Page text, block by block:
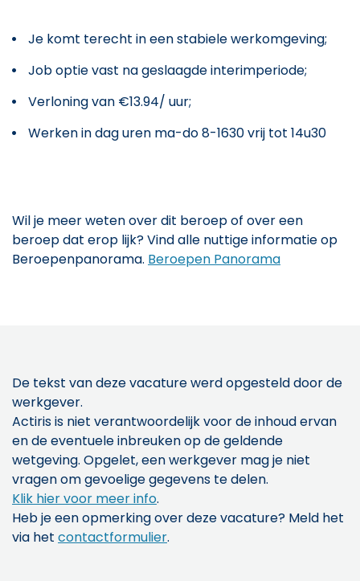
Je komt terecht in een stabiele werkomgeving;
Job optie vast na geslaagde interimperiode;
Verloning van €13.94/ uur;
Werken in dag uren ma-do 8-1630 vrij tot 14u30
Wil je meer weten over dit beroep of over een
beroep dat erop lijk? Vind alle nuttige informatie op
Beroepenpanorama. Beroepen Panorama
De tekst van deze vacature werd opgesteld door de
werkgever.
Actiris is niet verantwoordelijk voor de inhoud ervan
en de eventuele inbreuken op de geldende
wetgeving. Opgelet, een werkgever mag je niet
vragen om gevoelige gegevens te delen.
Klik hier voor meer info.
Heb je een opmerking over deze vacature? Meld het
via het contactformulier.